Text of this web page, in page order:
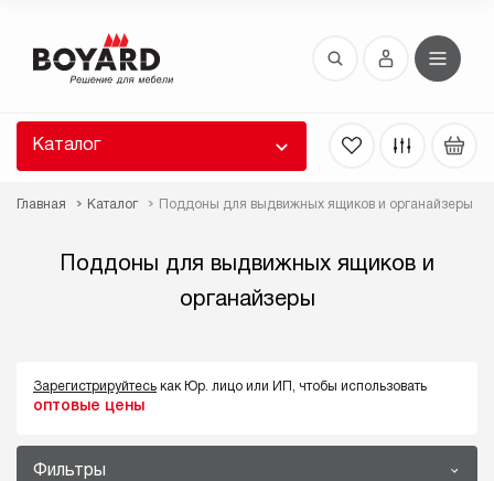
Каталог
Главная Каталог Поддоны для выдвижных ящиков и органайзеры
Поддоны для выдвижных ящиков и
органайзеры
Зарегистрируйтесь как Юр. лицо или ИП, чтобы использовать
оптовые цены
Фильтры
Восстановление пароля
высланы вам по E-Mail.
ссылку для восстановления
Выслать